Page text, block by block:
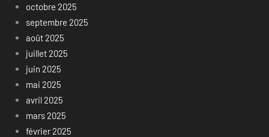
octobre 2025
septembre 2025
août 2025
juillet 2025
juin 2025
mai 2025
avril 2025
mars 2025
février 2025